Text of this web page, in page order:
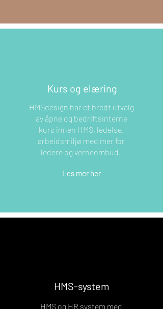
Kurs og elæring
HMSdesign har et bredt utvalg
av åpne og bedriftsinterne
kurs innen HMS, ledelse,
arbeidsmiljø med mer for
ledere og verneombud.
Les mer her
HMS-system
HMS og HR system med